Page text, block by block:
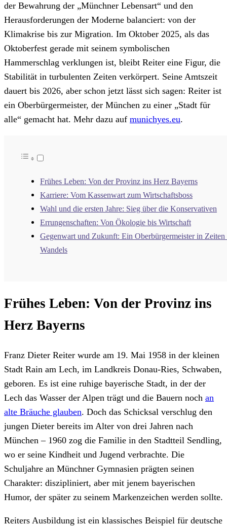
der Bewahrung der „Münchner Lebensart“ und den
Herausforderungen der Moderne balanciert: von der
Klimakrise bis zur Migration. Im Oktober 2025, als das
Oktoberfest gerade mit seinem symbolischen
Hammerschlag verklungen ist, bleibt Reiter eine Figur, die
Stabilität in turbulenten Zeiten verkörpert. Seine Amtszeit
dauert bis 2026, aber schon jetzt lässt sich sagen: Reiter ist
ein Oberbürgermeister, der München zu einer „Stadt für
alle“ gemacht hat. Mehr dazu auf munichyes.eu.
Frühes Leben: Von der Provinz ins Herz Bayerns
Karriere: Vom Kassenwart zum Wirtschaftsboss
Wahl und die ersten Jahre: Sieg über die Konservativen
Errungenschaften: Von Ökologie bis Wirtschaft
Gegenwart und Zukunft: Ein Oberbürgermeister in Zeiten
Wandels
Frühes Leben: Von der Provinz ins
Herz Bayerns
Franz Dieter Reiter wurde am 19. Mai 1958 in der kleinen
Stadt Rain am Lech, im Landkreis Donau-Ries, Schwaben,
geboren. Es ist eine ruhige bayerische Stadt, in der der
Lech das Wasser der Alpen trägt und die Bauern noch an
alte Bräuche glauben. Doch das Schicksal verschlug den
jungen Dieter bereits im Alter von drei Jahren nach
München – 1960 zog die Familie in den Stadtteil Sendling,
wo er seine Kindheit und Jugend verbrachte. Die
Schuljahre an Münchner Gymnasien prägten seinen
Charakter: diszipliniert, aber mit jenem bayerischen
Humor, der später zu seinem Markenzeichen werden sollte.
Reiters Ausbildung ist ein klassisches Beispiel für deutsche